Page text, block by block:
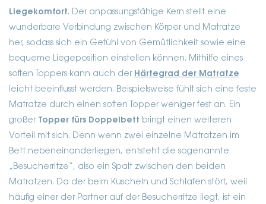
Liegekomfort. Der anpassungsfähige Kern stellt eine
wunderbare Verbindung zwischen Körper und Matratze
her, sodass sich ein Gefühl von Gemütlichkeit sowie eine
bequeme Liegeposition einstellen können. Mithilfe eines
soften Toppers kann auch der Härtegrad der Matratze
leicht beeinflusst werden. Beispielsweise fühlt sich eine feste
Matratze durch einen soften Topper weniger fest an. Ein
großer Topper fürs Doppelbett bringt einen weiteren
Vorteil mit sich. Denn wenn zwei einzelne Matratzen im
Bett nebeneinanderliegen, entsteht die sogenannte
„Besucherritze“, also ein Spalt zwischen den beiden
Matratzen. Da der beim Kuscheln und Schlafen stört, weil
häufig einer der Partner auf der Besucherritze liegt, ist ein